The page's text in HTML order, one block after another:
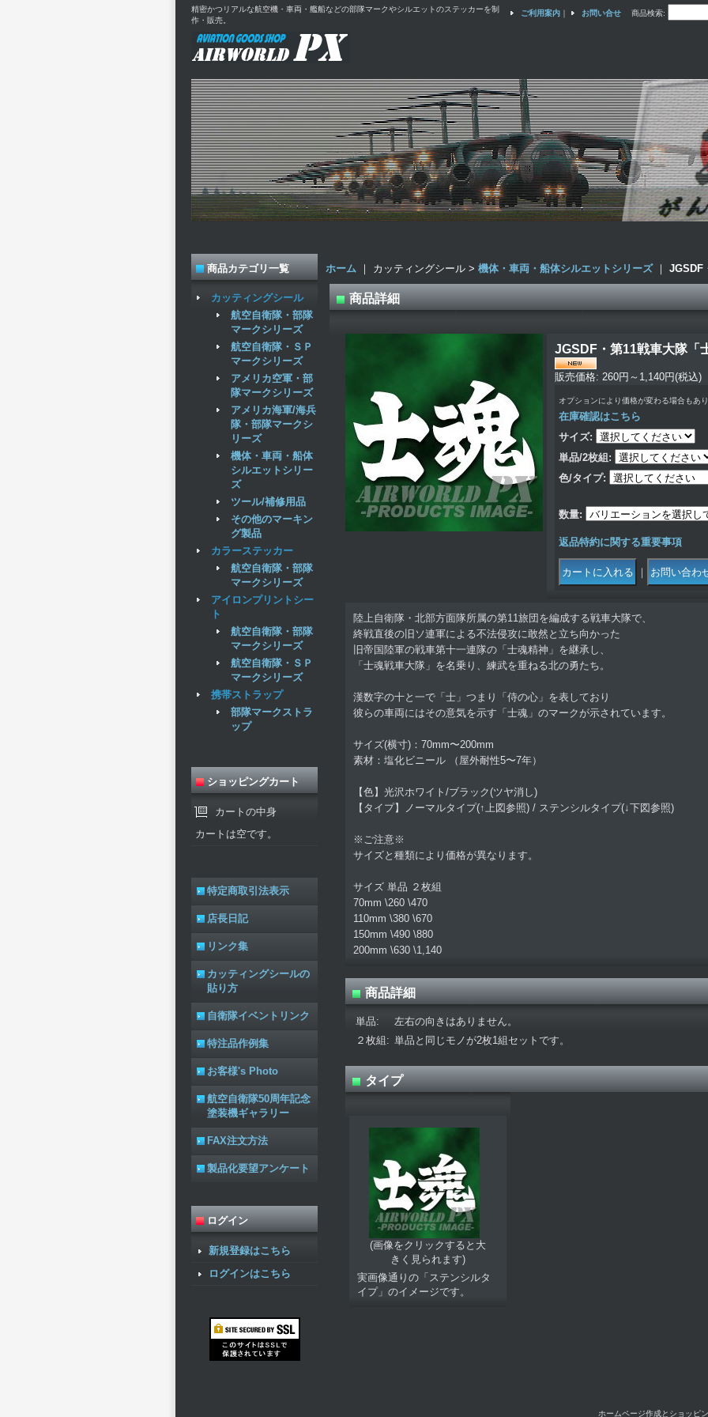
精密かつリアルな航空機・車両・艦船などの部隊マークやシルエットのステッカーを制
作・販売。
ご利用案内 ｜ お問い合せ 商品検索:
商品カテゴリ一覧
カッティングシール
航空自衛隊・部隊
マークシリーズ
航空自衛隊・ＳＰ
マークシリーズ
アメリカ空軍・部
隊マークシリーズ
アメリカ海軍/海兵
隊・部隊マークシ
リーズ
機体・車両・船体
シルエットシリー
ズ
ツール/補修用品
その他のマーキン
グ製品
カラーステッカー
航空自衛隊・部隊
マークシリーズ
アイロンプリントシー
ト
航空自衛隊・部隊
マークシリーズ
航空自衛隊・ＳＰ
マークシリーズ
携帯ストラップ
部隊マークストラ
ップ
ショッピングカート
カートの中身
カートは空です。
特定商取引法表示
店長日記
リンク集
カッティングシールの
貼り方
自衛隊イベントリンク
特注品作例集
お客様's Photo
航空自衛隊50周年記念
塗装機ギャラリー
FAX注文方法
製品化要望アンケート
ログイン
新規登録はこちら
ログインはこちら
ホーム ｜ カッティングシール > 機体・車両・船体シルエットシリーズ｜ JGSDF
商品詳細
JGSDF・第11戦車大隊「
販売価格: 260円～1,140円(税込)
オプションにより価格が変わる場合もあ
在庫確認はこちら
サイズ:
単品/2枚組 :
色/タイプ:
数量:
返品特約に関する重要事項
｜
陸上自衛隊・北部方面隊所属の第11旅団を編成する戦車大隊で、
終戦直後の旧ソ連軍による不法侵攻に敢然と立ち向かった
旧帝国陸軍の戦車第十一連隊の「士魂精神」を継承し、
「士魂戦車大隊」を名乗り、練武を重ねる北の勇たち。
漢数字の十と一で「士」つまり「侍の心」を表しており
彼らの車両にはその意気を示す「士魂」のマークが示されています。
サイズ(横寸)：70mm〜200mm
素材：塩化ビニール （屋外耐性5〜7年）
【色】光沢ホワイト/ブラック(ツヤ消し)
【タイプ】ノーマルタイプ(↑上図参照) / ステンシルタイプ(↓下図参照)
※ご注意※
サイズと種類により価格が異なります。
サイズ 単品 ２枚組
70mm \260 \470
110mm \380 \670
150mm \490 \880
200mm \630 \1,140
商品詳細
単品:
左右の向きはありません。
２枚組 : 単品と同じモノが2枚1組セットです。
タイプ
(画像をクリックすると大
きく見られます)
実画像通りの「ステンシルタ
イプ」のイメージです。
ホームページ作成とショッピ